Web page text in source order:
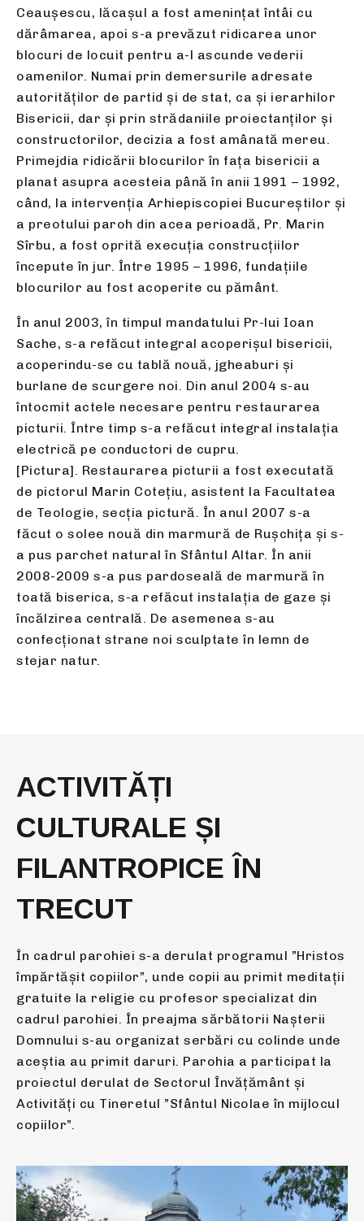
Ceaușescu, lăcașul a fost amenințat întâi cu
dărâmarea, apoi s-a prevăzut ridicarea unor
blocuri de locuit pentru a-l ascunde vederii
oamenilor. Numai prin demersurile adresate
autorităților de partid și de stat, ca și ierarhilor
Bisericii, dar și prin strădaniile proiectanților și
constructorilor, decizia a fost amânată mereu.
Primejdia ridicării blocurilor în fața bisericii a
planat asupra acesteia până în anii 1991 – 1992,
când, la intervenția Arhiepiscopiei Bucureștilor și
a preotului paroh din acea perioadă, Pr. Marin
Sîrbu, a fost oprită execuția construcțiilor
începute în jur. Între 1995 – 1996, fundațiile
blocurilor au fost acoperite cu pământ.
În anul 2003, în timpul mandatului Pr-lui Ioan
Sache, s-a refăcut integral acoperișul bisericii,
acoperindu-se cu tablă nouă, jgheaburi și
burlane de scurgere noi. Din anul 2004 s-au
întocmit actele necesare pentru restaurarea
picturii. Între timp s-a refăcut integral instalația
electrică pe conductori de cupru.
[Pictura]. Restaurarea picturii a fost executată
de pictorul Marin Cotețiu, asistent la Facultatea
de Teologie, secția pictură. În anul 2007 s-a
făcut o solee nouă din marmură de Rușchița și s-
a pus parchet natural în Sfântul Altar. În anii
2008-2009 s-a pus pardoseală de marmură în
toată biserica, s-a refăcut instalația de gaze și
încălzirea centrală. De asemenea s-au
confecționat strane noi sculptate în lemn de
stejar natur.
ACTIVITĂȚI
CULTURALE ȘI
FILANTROPICE ÎN
TRECUT
În cadrul parohiei s-a derulat programul ”Hristos
împărtășit copiilor”, unde copii au primit meditații
gratuite la religie cu profesor specializat din
cadrul parohiei. În preajma sărbătorii Nașterii
Domnului s-au organizat serbări cu colinde unde
aceștia au primit daruri. Parohia a participat la
proiectul derulat de Sectorul Învățământ și
Activități cu Tineretul ”Sfântul Nicolae în mijlocul
copiilor”.